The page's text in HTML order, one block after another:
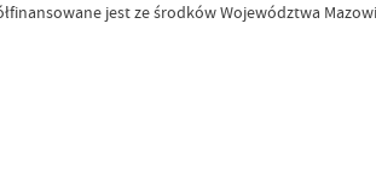
jest ze środków Województwa